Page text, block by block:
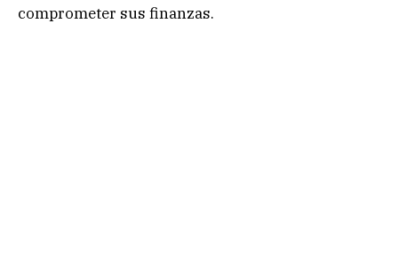
comprometer sus finanzas.